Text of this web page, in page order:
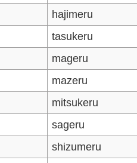
hajimeru
tasukeru
mageru
mazeru
mitsukeru
sageru
shizumeru